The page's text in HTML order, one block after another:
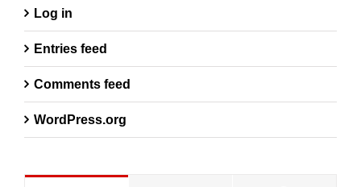
Log in
Entries feed
Comments feed
WordPress.org